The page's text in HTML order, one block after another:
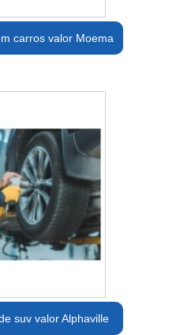
carros valor Moema
suv valor Alphaville